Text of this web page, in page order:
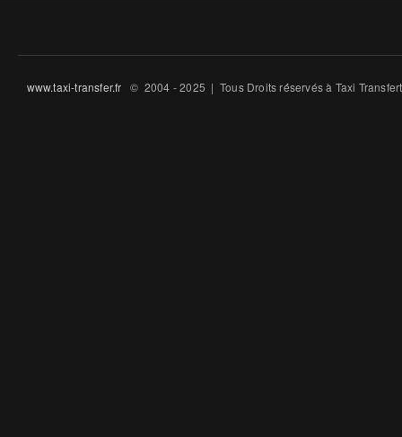
www.taxi-transfer.fr © 2004 - 2025 | Tous Droits ré́servés à Taxi